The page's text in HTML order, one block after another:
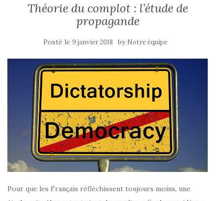
Théorie du complot : l’étude de
propagande
Posté le 9 janvier 2018 by Notre équipe
Pour que les Français réfléchissent toujours moins, une